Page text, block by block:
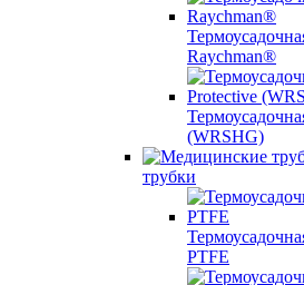
Raychman®
(WRSHG)
трубки
PTFE